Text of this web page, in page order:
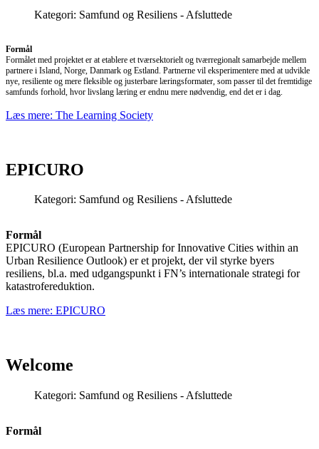
Kategori: Samfund og Resiliens - Afsluttede
Formål
Formålet med projektet er at etablere et tværsektorielt og tværregionalt samarbejde mellem
partnere i Island, Norge, Danmark og Estland. Partnerne vil eksperimentere med at udvikle
nye, resiliente og mere fleksible og justerbare læringsformater, som passer til det fremtidige
samfunds forhold, hvor livslang læring er endnu mere nødvendig, end det er i dag.
Læs mere: The Learning Society
EPICURO
Kategori: Samfund og Resiliens - Afsluttede
Formål
EPICURO (European Partnership for Innovative Cities within an
Urban Resilience Outlook) er et projekt, der vil styrke byers
resiliens, bl.a. med udgangspunkt i FN’s internationale strategi for
katastrofereduktion.
Læs mere: EPICURO
Welcome
Kategori: Samfund og Resiliens - Afsluttede
Formål